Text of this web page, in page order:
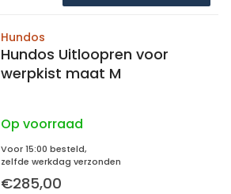
Hundos
Hundos Uitloopren voor
werpkist maat M
Op voorraad
Voor 15:00 besteld,
zelfde werkdag verzonden
€285,00